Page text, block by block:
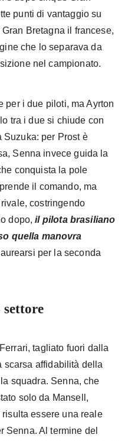
punti di vantaggio su
Bretagna il francese,
che lo separava da
nel campionato.
per i due piloti, ma Ayrton
tra i due si chiude con
Suzuka: per Prost è
Senna invece guida la
conquista la pole
il comando, ma
costringendo
dopo,il pilota brasiliano
quella manovra
per la seconda
settore
tagliato fuori dalla
scarsa affidabilità della
squadra. Senna, che
solo da Mansell,
essere una reale
Senna. Al termine del